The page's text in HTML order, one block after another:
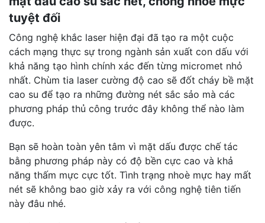
tuyệt đối
Công nghệ khắc laser hiện đại đã tạo ra một cuộc
cách mạng thực sự trong ngành sản xuất con dấu với
khả năng tạo hình chính xác đến từng micromet nhỏ
nhất. Chùm tia laser cường độ cao sẽ đốt cháy bề mặt
cao su để tạo ra những đường nét sắc sảo mà các
phương pháp thủ công trước đây không thể nào làm
được.
Bạn sẽ hoàn toàn yên tâm vì mặt dấu được chế tác
bằng phương pháp này có độ bền cực cao và khả
năng thấm mực cực tốt. Tình trạng nhoè mực hay mất
nét sẽ không bao giờ xảy ra với công nghệ tiên tiến
này đâu nhé.